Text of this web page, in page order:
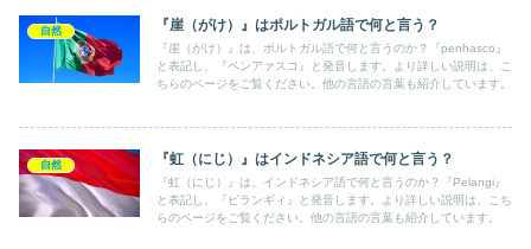
自然 『崖（がけ）』はポルトガル語で何と言う？
『崖（がけ）』は、ポルトガル語で何と言うのか？『penhasco』
と表記し、『ペンアァスコ』と発音します。より詳しい説明は、こ
ちらのページをご覧ください。他の言語の言葉も紹介しています。
自然 『虹（にじ）』はインドネシア語で何と言う？
『虹（にじ）』は、インドネシア語で何と言うのか？『Pelangi』
と表記し、『ピランギィ』と発音します。より詳しい説明は、こち
らのページをご覧ください。他の言語の言葉も紹介しています。